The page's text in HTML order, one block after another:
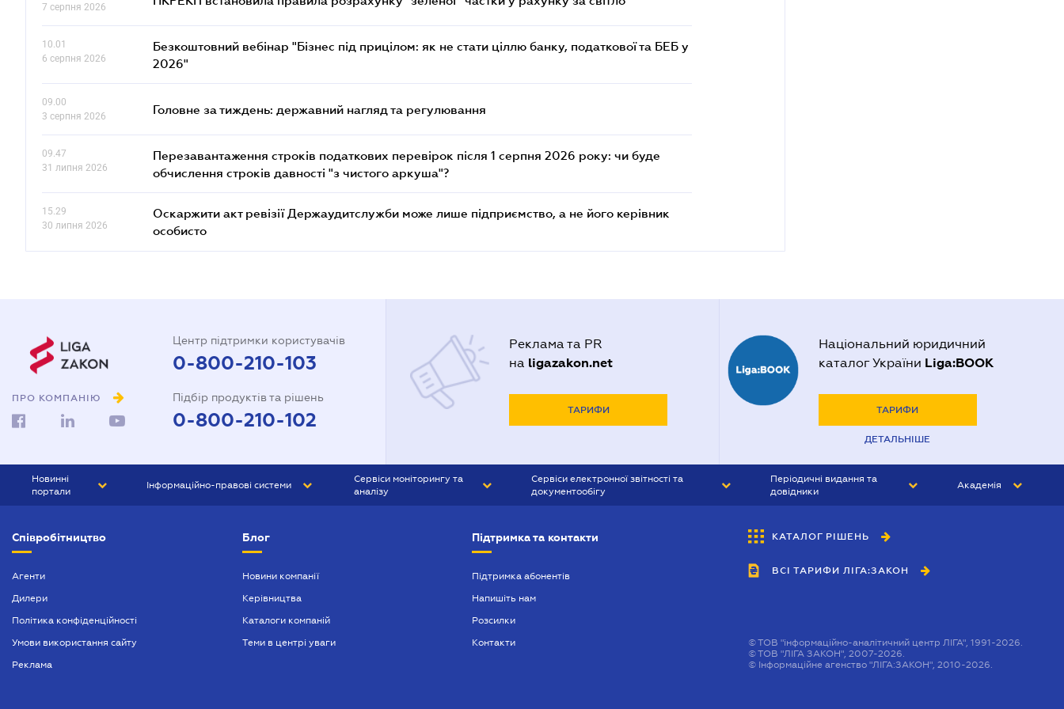
7 серпня 2026
10.01
6 серпня 2026
Безкоштовний вебінар "Бізнес під прицілом: як не стати ціллю банку, податкової та БЕБ у
2026"
09.00
3 серпня 2026
Головне за тиждень: державний нагляд та регулювання
09.47
31 липня 2026
Перезавантаження строків податкових перевірок після 1 серпня 2026 року: чи буде
обчислення строків давності "з чистого аркуша"?
15.29
30 липня 2026
Оскаржити акт ревізії Держаудитслужби може лише підприємство, а не його керівник
особисто
ПРО КОМПАНІЮ
Центр підтримки користувачів
0-800-210-103
Підбір продуктів та рішень
0-800-210-102
Реклама та PR
на ligazakon.net
ТАРИФИ
Національний юридичний
каталог України Liga:BOOK
ТАРИФИ
ДЕТАЛЬНІШЕ
Новинні
портали
БІЗНЕС
Інформаційно-правові системи
БУХГАЛТЕР ПРОФ
Сервіси моніторингу та
аналізу
Сервіси електронної звітності та
документообігу
Періодичні видання та
довідники
БУХГАЛТЕР&ЗАКОН
ВІСНИК МСФЗ
Академія
Співробітництво
Агенти
Дилери
Політика конфіденційності
Умови використання сайту
Реклама
Блог
Новини компанії
Керівництва
Каталоги компаній
Теми в центрі уваги
Підтримка та контакти
Підтримка абонентів
Напишіть нам
Розсилки
Контакти
КАТАЛОГ РІШЕНЬ
ВСІ ТАРИФИ ЛІГА:ЗАКОН
©ТОВ "інформаційно-аналітичний центр ЛІГА", 1991-2026.
©ТОВ "ЛІГА ЗАКОН", 2007-2026.
© Інформаційне агенство "ЛІГА:ЗАКОН", 2010-2026.